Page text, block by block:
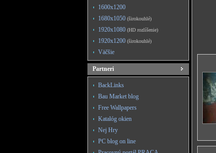
1600x1200
1680x1050 (širokouhlé)
1920x1080 (HD rozlíšenie)
1920x1200 (širokouhlé)
Väčšie
Partneri
BackLinks
Bau Market blog
Free Wallpapers
Katalóg okien
Nej Hry
PC blog on line